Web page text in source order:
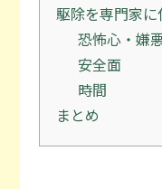
駆除を専門家に
恐怖心・嫌
安全面
時間
まとめ